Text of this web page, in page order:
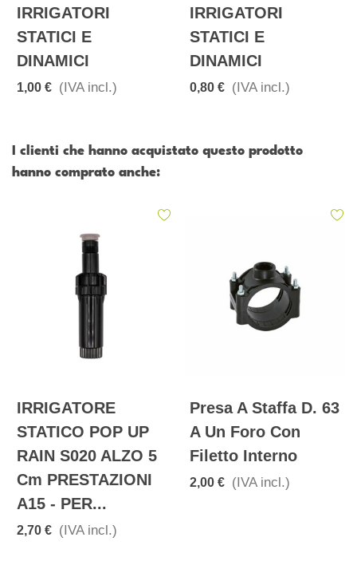
IRRIGATORI
STATICI E
DINAMICI
1,00 € (IVA incl.)
IRRIGATORI
STATICI E
DINAMICI
0,80 € (IVA incl.)
I clienti che hanno acquistato questo prodotto
hanno comprato anche:
IRRIGATORE
STATICO POP UP
RAIN S020 ALZO 5
Cm PRESTAZIONI
A15 - PER...
2,70 € (IVA incl.)
Presa A Staffa D. 63
A Un Foro Con
Filetto Interno
2,00 € (IVA incl.)